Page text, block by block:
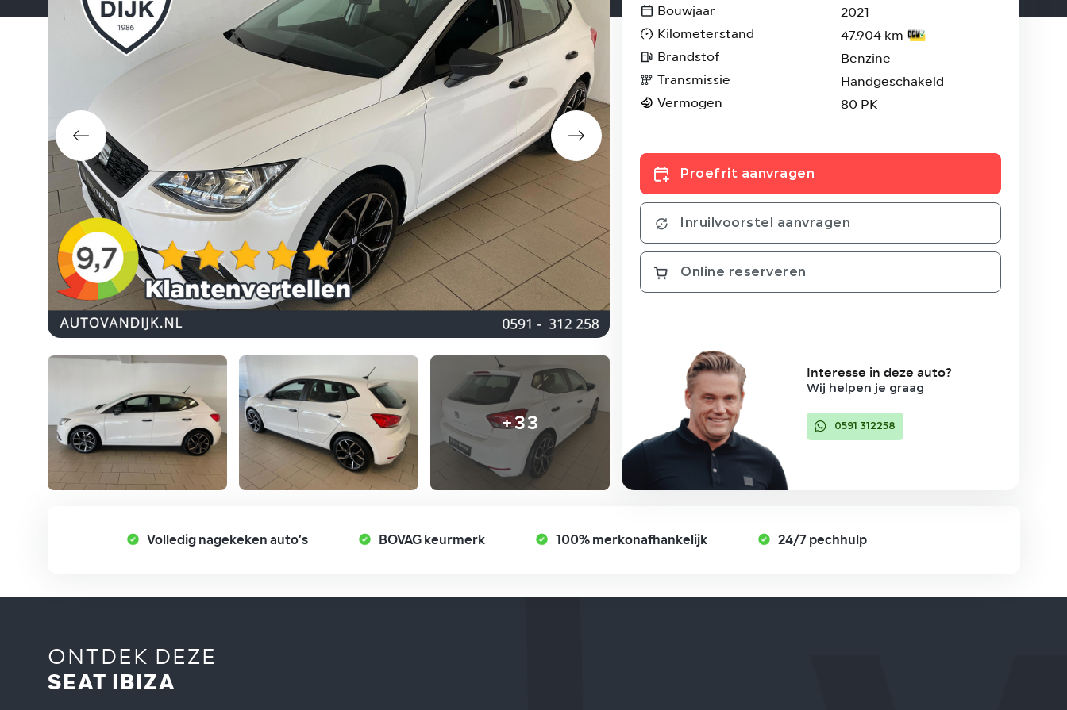
+33
Bouwjaar
2021
Kilometerstand
47.904 km
Brandstof
Benzine
Transmissie
Handgeschakeld
Vermogen
80 PK
Proefrit aanvragen
Inruilvoorstel aanvragen
Online reserveren
Interesse in deze auto?
Wij helpen je graag
0591 312258
Volledig nagekeken auto’s BOVAG keurmerk 100% merkonafhankelijk 24/7 pechhulp
ONTDEK DEZE
SEAT IBIZA